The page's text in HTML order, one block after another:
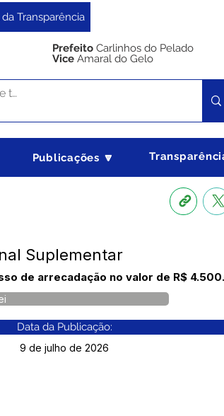
Transparência
Prefeito Carlinhos do Pelado
Vice Amaral do Gelo
Publicações 🔽
Suplementar
de arrecadação no valor de R$
Data da Publicação:
9 de julho de 2026